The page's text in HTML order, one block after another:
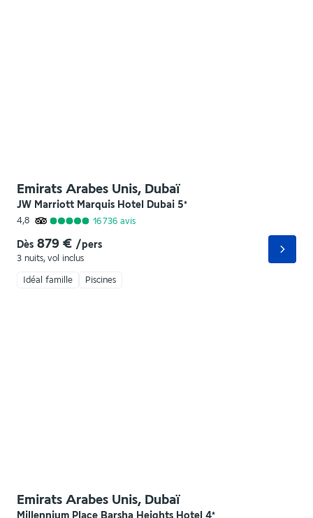
Emirats Arabes Unis, Dubaï
JW Marriott Marquis Hotel Dubai 5*
4,8
16 736 avis
Dès 879 € /pers
3 nuits, vol inclus
Idéal famille Piscines
Emirats Arabes Unis, Dubaï
Millennium Place Barsha Heights Hotel 4*